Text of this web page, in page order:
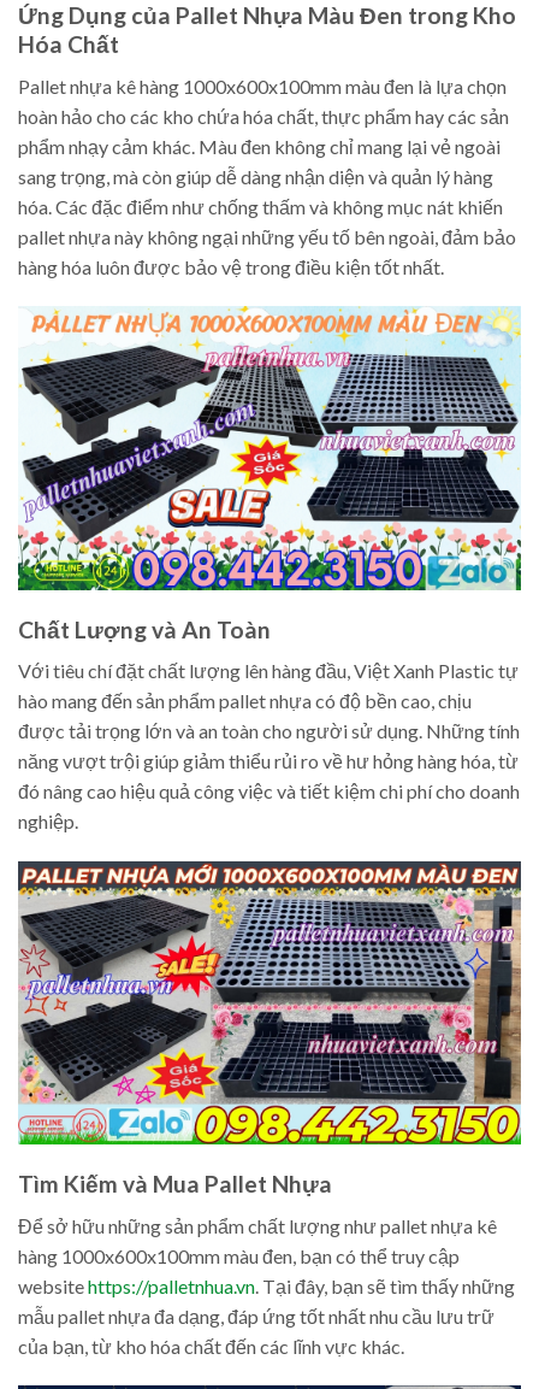
Ứng Dụng của Pallet Nhựa Màu Đen trong Kho
Hóa Chất
Pallet nhựa kê hàng 1000x600x100mm màu đen là lựa chọn
hoàn hảo cho các kho chứa hóa chất, thực phẩm hay các sản
phẩm nhạy cảm khác. Màu đen không chỉ mang lại vẻ ngoài
sang trọng, mà còn giúp dễ dàng nhận diện và quản lý hàng
hóa. Các đặc điểm như chống thấm và không mục nát khiến
pallet nhựa này không ngại những yếu tố bên ngoài, đảm bảo
hàng hóa luôn được bảo vệ trong điều kiện tốt nhất.
Chất Lượng và An Toàn
Với tiêu chí đặt chất lượng lên hàng đầu, Việt Xanh Plastic tự
hào mang đến sản phẩm pallet nhựa có độ bền cao, chịu
được tải trọng lớn và an toàn cho người sử dụng. Những tính
năng vượt trội giúp giảm thiểu rủi ro về hư hỏng hàng hóa, từ
đó nâng cao hiệu quả công việc và tiết kiệm chi phí cho doanh
nghiệp.
Tìm Kiếm và Mua Pallet Nhựa
Để sở hữu những sản phẩm chất lượng như pallet nhựa kê
hàng 1000x600x100mm màu đen, bạn có thể truy cập
websitehttps://palletnhua.vn . Tại đây, bạn sẽ tìm thấy những
mẫu pallet nhựa đa dạng, đáp ứng tốt nhất nhu cầu lưu trữ
của bạn, từ kho hóa chất đến các lĩnh vực khác.